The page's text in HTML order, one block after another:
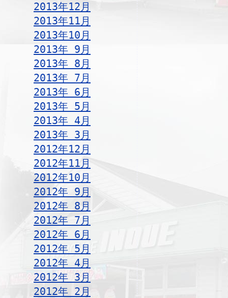
2013年12月
2013年11月
2013年10月
2013年 9月
2013年 8月
2013年 7月
2013年 6月
2013年 5月
2013年 4月
2013年 3月
2012年12月
2012年11月
2012年10月
2012年 9月
2012年 8月
2012年 7月
2012年 6月
2012年 5月
2012年 4月
2012年 3月
2012年 2月